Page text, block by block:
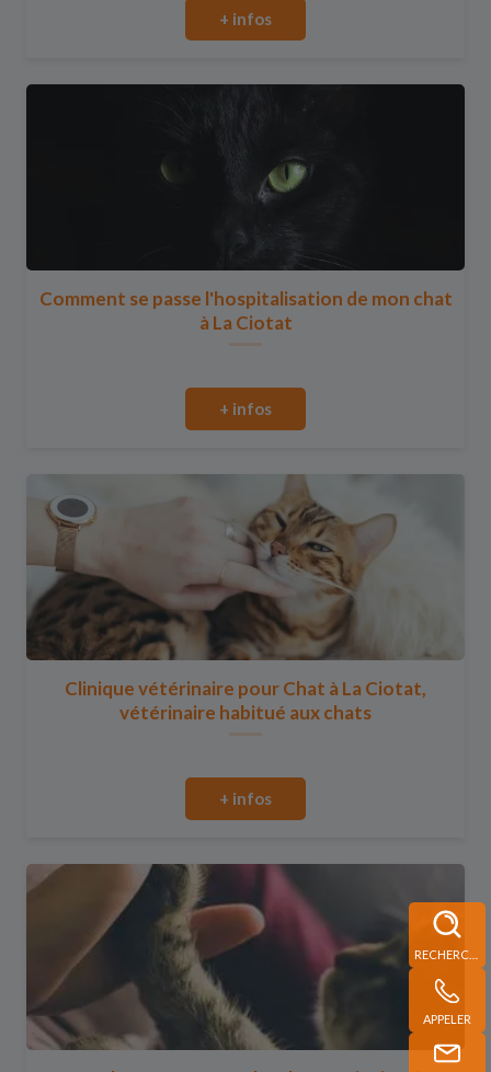
APPELER
+ infos
Comment se passe l'hospitalisation de mon chat
à La Ciotat
+ infos
Clinique vétérinaire pour Chat à La Ciotat,
vétérinaire habitué aux chats
+ infos